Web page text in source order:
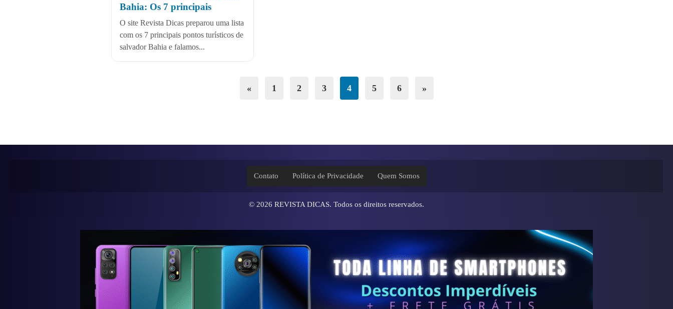
Bahia: Os 7 principais
O site Revista Dicas preparou uma lista
com os 7 principais pontos turísticos de
salvador Bahia e falamos...
« 1 2 3 4 5 6 »
Contato Política de Privacidade Quem Somos
© 2026 REVISTA DICAS. Todos os direitos reservados.